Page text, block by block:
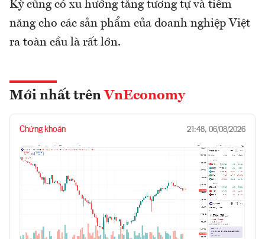
Kỳ cũng có xu hướng tăng tương tự và tiềm
năng cho các sản phẩm của doanh nghiệp Việt
ra toàn cầu là rất lớn.
Mới nhất trên VnEconomy
Chứng khoán 21:48, 06/08/2026